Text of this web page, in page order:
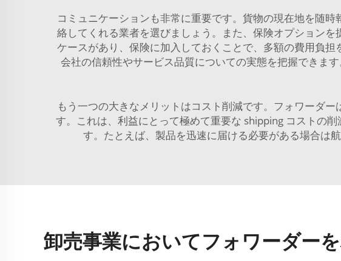
コミュニケーションも非常に重要です。貨物の現在地を随
絡してくれる業者を選びましょう。また、保険オプション
ケースがあり、保険に加入しておくことで、多額の費用負
会社の信頼性やサービス品質についての実態を把握できま
もう一つの大きなメリットはコスト削減です。フォワーダ
す。これは、利益にとって極めて重要な shipping コストの
す。たとえば、製品を迅速に届ける必要がある場合は
卸売事業においてフォワーダー